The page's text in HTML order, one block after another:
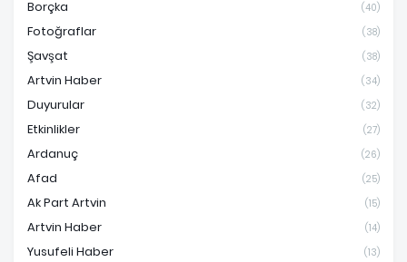
Borçka (40)
Fotoğraflar (38)
Şavşat (38)
Artvin Haber (34)
Duyurular (32)
Etkinlikler (27)
Ardanuç (26)
Afad (25)
Ak Part Artvin (15)
Artvin Haber (14)
Yusufeli Haber (13)